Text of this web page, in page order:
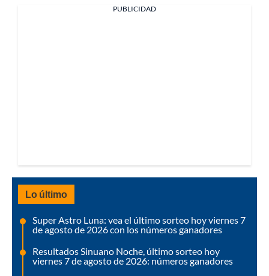
PUBLICIDAD
Lo último
Super Astro Luna: vea el último sorteo hoy viernes 7
de agosto de 2026 con los números ganadores
Resultados Sinuano Noche, último sorteo hoy
viernes 7 de agosto de 2026: números ganadores